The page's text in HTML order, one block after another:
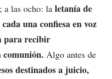
; a las ocho: la letanía de
una confiesa en voz
para recibir
comunión. Algo antes de
destinados a juicio,